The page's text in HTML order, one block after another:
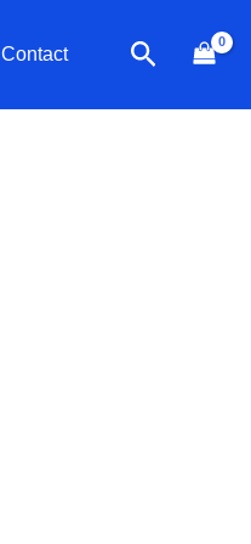
Contact